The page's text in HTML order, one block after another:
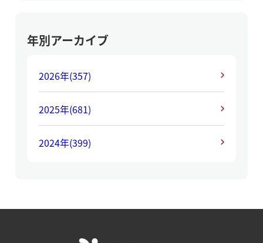
年別アーカイブ
2026年(357)
2025年(681)
2024年(399)